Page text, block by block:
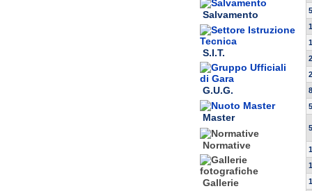
Salvamento
S.I.T.
G.U.G.
Master
Normative
Gallerie